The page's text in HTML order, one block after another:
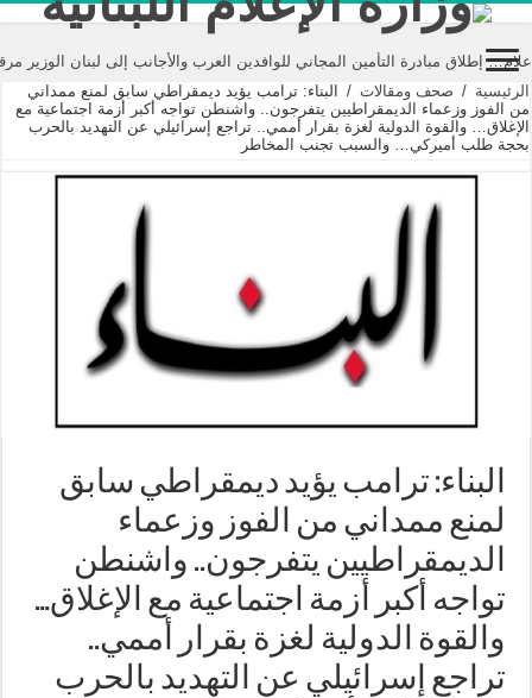
التأمين المجاني للوافدين العرب والأجانب إلى لبنان الوزير مرقص:
الرئيسية / صحف ومقالات /
البناء: ترامب يؤيد ديمقراطي سابق لمنع ممداني
من الفوز وزعماء الديمقراطيين يتفرجون.. واشنطن تواجه أكبر أزمة اجتماعية مع
الإغلاق… والقوة الدولية لغزة بقرار أممي.. تراجع إسرائيلي عن التهديد بالحرب
بحجة طلب أميركي… والسبب تجنب المخاطر
البناء: ترامب يؤيد ديمقراطي سابق
لمنع ممداني من الفوز وزعماء
الديمقراطيين يتفرجون.. واشنطن
تواجه أكبر أزمة اجتماعية مع الإغلاق…
والقوة الدولية لغزة بقرار أممي..
تراجع إسرائيلي عن التهديد بالحرب